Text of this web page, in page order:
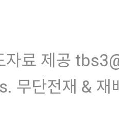
자료 제공
단전재 & 재